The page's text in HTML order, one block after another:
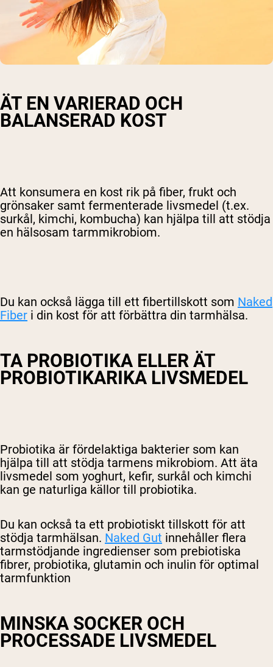
ÄT EN VARIERAD OCH
BALANSERAD KOST
Att konsumera en kost rik på fiber, frukt och
grönsaker samt fermenterade livsmedel (t.ex.
surkål, kimchi, kombucha) kan hjälpa till att stödja
en hälsosam tarmmikrobiom.
Du kan också lägga till ett fibertillskott som Naked
Fiber i din kost för att förbättra din tarmhälsa.
TA PROBIOTIKA ELLER ÄT
PROBIOTIKARIKA LIVSMEDEL
Probiotika är fördelaktiga bakterier som kan
hjälpa till att stödja tarmens mikrobiom. Att äta
livsmedel som yoghurt, kefir, surkål och kimchi
kan ge naturliga källor till probiotika.
Du kan också ta ett probiotiskt tillskott för att
stödja tarmhälsan. Naked Gut innehåller flera
tarmstödjande ingredienser som prebiotiska
fibrer, probiotika, glutamin och inulin för optimal
tarmfunktion
MINSKA SOCKER OCH
PROCESSADE LIVSMEDEL
Handla Nu